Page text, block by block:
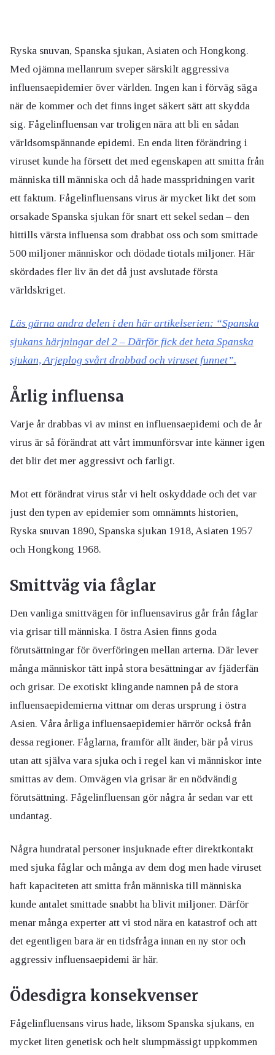
Ryska snuvan, Spanska sjukan, Asiaten och Hongkong.
Med ojämna mellanrum sveper särskilt aggressiva
influensaepidemier över världen. Ingen kan i förväg säga
när de kommer och det finns inget säkert sätt att skydda
sig. Fågelinfluensan var troligen nära att bli en sådan
världsomspännande epidemi. En enda liten förändring i
viruset kunde ha försett det med egenskapen att smitta från
människa till människa och då hade masspridningen varit
ett faktum. Fågelinfluensans virus är mycket likt det som
orsakade Spanska sjukan för snart ett sekel sedan – den
hittills värsta influensa som drabbat oss och som smittade
500 miljoner människor och dödade tiotals miljoner. Här
skördades fler liv än det då just avslutade första
världskriget.
Läs gärna andra delen i den här artikelserien: “Spanska
sjukans härjningar del 2 – Därför fick det heta Spanska
sjukan, Arjeplog svårt drabbad och viruset funnet”.
Årlig influensa
Varje år drabbas vi av minst en influensaepidemi och de år
virus är så förändrat att vårt immunförsvar inte känner igen
det blir det mer aggressivt och farligt.
Mot ett förändrat virus står vi helt oskyddade och det var
just den typen av epidemier som omnämnts historien,
Ryska snuvan 1890, Spanska sjukan 1918, Asiaten 1957
och Hongkong 1968.
Smittväg via fåglar
Den vanliga smittvägen för influensavirus går från fåglar
via grisar till människa. I östra Asien finns goda
förutsättningar för överföringen mellan arterna. Där lever
många människor tätt inpå stora besättningar av fjäderfän
och grisar. De exotiskt klingande namnen på de stora
influensaepidemierna vittnar om deras ursprung i östra
Asien. Våra årliga influensaepidemier härrör också från
dessa regioner. Fåglarna, framför allt änder, bär på virus
utan att själva vara sjuka och i regel kan vi människor inte
smittas av dem. Omvägen via grisar är en nödvändig
förutsättning. Fågelinfluensan gör några år sedan var ett
undantag.
Några hundratal personer insjuknade efter direktkontakt
med sjuka fåglar och många av dem dog men hade viruset
haft kapaciteten att smitta från människa till människa
kunde antalet smittade snabbt ha blivit miljoner. Därför
menar många experter att vi stod nära en katastrof och att
det egentligen bara är en tidsfråga innan en ny stor och
aggressiv influensaepidemi är här.
Ödesdigra konsekvenser
Fågelinfluensans virus hade, liksom Spanska sjukans, en
mycket liten genetisk och helt slumpmässigt uppkommen